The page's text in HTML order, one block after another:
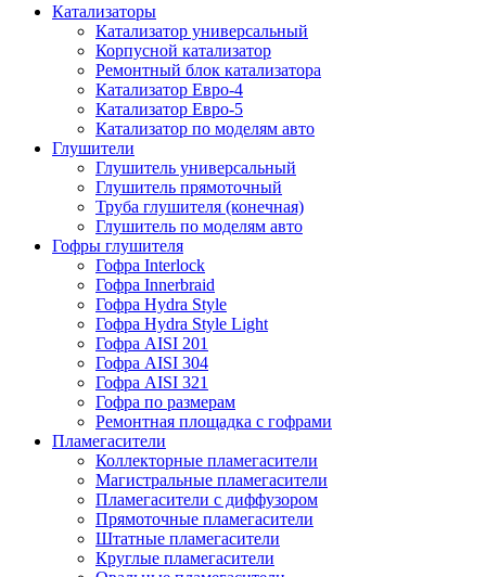
Катализаторы
Катализатор универсальный
Корпусной катализатор
Ремонтный блок катализатора
Катализатор Евро-4
Катализатор Евро-5
Катализатор по моделям авто
Глушители
Глушитель универсальный
Глушитель прямоточный
Труба глушителя (конечная)
Глушитель по моделям авто
Гофры глушителя
Гофра Interlock
Гофра Innerbraid
Гофра Hydra Style
Гофра Hydra Style Light
Гофра AISI 201
Гофра AISI 304
Гофра AISI 321
Гофра по размерам
Ремонтная площадка с гофрами
Пламегасители
Коллекторные пламегасители
Магистральные пламегасители
Пламегасители с диффузором
Прямоточные пламегасители
Штатные пламегасители
Круглые пламегасители